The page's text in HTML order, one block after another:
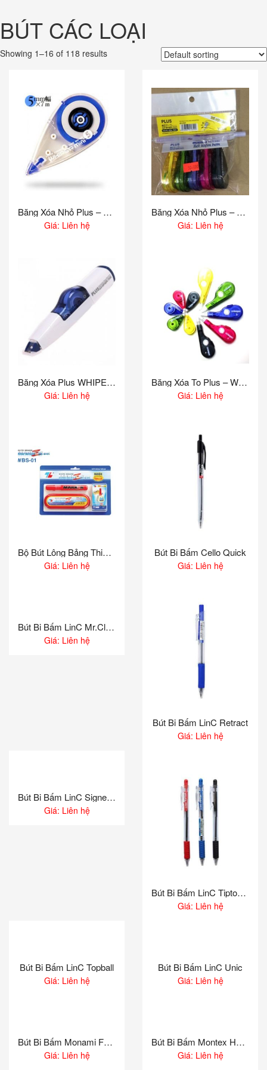
phần
nội
dung
BÚT CÁC LOẠI
Showing 1–16 of 118 results
Băng Xóa Nhỏ Plus – WH505
Giá: Liên hệ
Băng Xóa Nhỏ Plus – WH505 (Bộ 5 Cái)
Giá: Liên hệ
Băng Xóa Plus WHIPER MR
Giá: Liên hệ
Băng Xóa To Plus – WH105T (12m)
Giá: Liên hệ
Bộ Bút Lông Bảng Thiên Long WBS-01
Giá: Liên hệ
Bút Bi Bấm Cello Quick
Giá: Liên hệ
Bút Bi Bấm LinC Mr.Click
Giá: Liên hệ
Bút Bi Bấm LinC Retract
Giá: Liên hệ
Bút Bi Bấm LinC Signetta
Giá: Liên hệ
Bút Bi Bấm LinC Tiptop Grip
Giá: Liên hệ
Bút Bi Bấm LinC Topball
Giá: Liên hệ
Bút Bi Bấm LinC Unic
Giá: Liên hệ
Bút Bi Bấm Monami FX ZETA
Giá: Liên hệ
Bút Bi Bấm Montex Hyscale
Giá: Liên hệ